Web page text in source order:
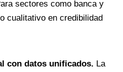
sectores como banca y
cualitativo en credibilidad
con datos unificados. La